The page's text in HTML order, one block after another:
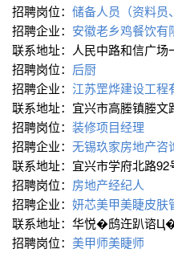
招聘岗位： 储备人员（资料员
招聘企业： 安徽老乡鸡餐饮有
联系地址：人民中路和信广场
招聘岗位： 后厨
招聘企业： 江苏罡烨建设工程
联系地址：宜兴市高塍镇塍文
招聘岗位： 装修项目经理
招聘企业： 无锡玖家房地产咨
联系地址：宜兴市学府北路92
招聘岗位： 房地产经纪人
招聘企业： 妍芯美甲美睫皮肤
联系地址：华悦�鸱迕趴谘
招聘岗位： 美甲师美睫师